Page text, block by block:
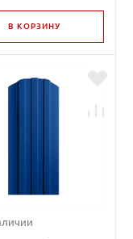
В КОРЗИНУ